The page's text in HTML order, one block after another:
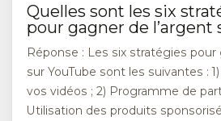
Quelles sont les six
pour gagner de l’argent
Réponse : Les six stratégies pour
sur YouTube sont les suivantes :
vos vidéos ; 2) Programme de
Utilisation des produits